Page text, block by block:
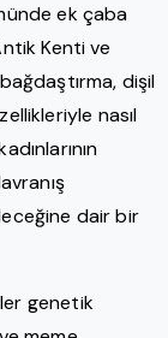
ek çaba
Kenti ve
dişil
nasıl
dair bir
genetik